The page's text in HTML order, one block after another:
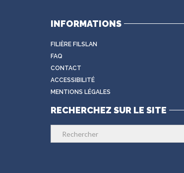
INFORMATIONS
FILIÈRE FILSLAN
FAQ
CONTACT
ACCESSIBILITÉ
MENTIONS LÉGALES
RECHERCHEZ SUR LE SITE